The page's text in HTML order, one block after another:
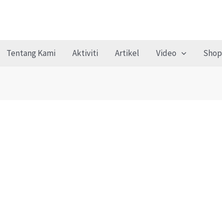
Tentang Kami Aktiviti Artikel Video Shop